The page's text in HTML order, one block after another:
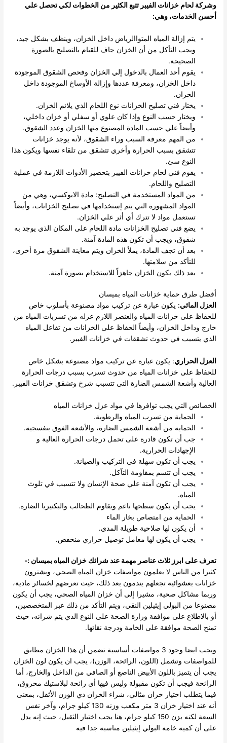
وشركة لحام خزانات الفيبر تتبع الكثير من الخطوات لكي تحصل علي
أحسن الخدمات، وهي:
يتم إزالة المياه المتواالرياض داخل الخزان، وينظف بشكل جيد،
ويجب التأكل من أن الخزان جاف للقيام بالتصليح بالصورة
الصحيحة.
يقوم أحد العمال بالدخول إلي الخزان وفحص الشقوق الموجودة
داخل الخزان، ومعرفة عددها وإزالة الأوساخ الموجودة داخل
الخزان.
يختار فني تصليح الخزانات نوع اللحام الذي يلائم الخزان.
ويختار حسب النوع وإذا كان علوي أو سفلي أو خزان داخلي،
وأيضاً علي حسب المادة المصنوع منها الخزان وعدد الشقوق.
من المهم معرفة السبب وراء الشقوق، لأنه يوجد خزانات
تتشقق بسبب الحرارة وأخري تتشقق من تلقاء نفسها ويكون هذا
النوع سئ.
يقوم فني لحام خزانات الفيبر بتحضير الأدوات اللازمة في عملية
التصليح واللحام.
من المواد المستخدمة في التصليح: مادة الابوكسي، وهي من
المواد المشهورة التي يتم إستخدامها في تصليح الخزانات، وأيضاً
تستعمل مواد لا تترك أي أثر علي الخزان.
يضع فني تصليح الخزانات مادة اللحام على المكان الذي يوجد به
شقوق، ويجب أن تكون هذه المادة آمنة.
بعد أن تجف المادة، يملأ الخزان ويتم معاينة الشقوق مرة أخرى،
للتأكد من سلامتها.
بعد ذلك يكون الخزان جاهزاً للاستخدام بصورة آمنة.
أفضل طرق حماية خزانات المياه بميسان
العزل المائي: يكون عبارة عن تركيب مواد مصنوعة بأسلوب خاص
للحفاظ على خزانات المياه والعنصر اللازم عزله من تسربات المياه من
خارج وداخل الخزان، وأيضاً الحفاظ على الخزانات من تفاعل المياه
الذي يتسبب في حدوث تشققات في خزانات الفيبر.
العزل الحراري: يكون عبارة عن تركيب مواد مصنوعة بشكل خاص
للحفاظ على خزانات المياه من حدوث تسرب بسبب درجات الحرارة
العالية وأشعة الشمس الضارة التي تتسبب شرخ وتشقق خزانات الفيبر.
الخصائص التي يجب توافرها في مواد عزل خزانات المياه
الحماية من تسرب المياه والرطوبة.
الحماية من أشعة الشمس الضارة، والأشعة الفوق بنفسجية.
جب أن تكون قادرة على تحمل درجات الحرارة العالية و
الإجهادات الحرارية.
يجب أن تكون سهلة في التركيب والصيانة.
يجب أن تتسم بمقاومة التآكل.
يجب أن تكون آمنة علي صحة الإنسان ولا تتسبب في تلوث
المياه.
يجب أن يكون سطحها ناعم ويقاوم الطحالب والبكتيريا الضارة.
الحماية من امتصاص بخار الماء
أن يكون لها صلاحية طويلة المدي.
يجب أن يكون لها معامل توصيل حراري منخفض.
تعرف على ابرز ثلاث عناصر مهمة عند شرائك خزان المياه بميسان :-
كثيرا من الناس لا يعلمون مواصفات خزان المياه الصحي، ويشترون
خزانات بعشوائية تجعلهم يندمون بعد ذلك، حيث تعرضهم لخسائر مادية،
وربما مشاكل صحية، مشيرا إلى أن خزان المياه الصحي، يجب أن يكون
مصنوعا من البولي إيثيلين النقي، ويتم التأكد من ذلك عبر المتخصصين،
أو بالاطلاع على موافقة وزارة الصحة على النوع الذي يتم شرائه، حيث
تمنح الصحة موافقة على الخامة ودرجة نقائها.
ويجب ايضا وجود 3 مواصفات أساسية تضمن أن هذا الخزان مطابق
للمواصفات وتشمل (اللون، الرائحة، الوزن)، يجب ان يكون لون الخزان
يجب أن يتميز باللون الأبيض الناصع أو الصافي من الداخل والخارج، أما
الرائحة فيجب أن تكون مقبولة وليس فيها أي رائحة لبلاستيك محروق،
فيما يتطلب اختيار خزان مثالي، شراء الخزان ذي الوزن الأثقل، بمعنى
أنه عند اختيار خزان 3 متر مكعب وزنه 130 كيلو جرام، وآخر نفس
السعة لكنه يزن 150 كيلو جرام، هنا يجب اختيار الثقيل، حيث إنه يدل
على أن كمية خامة البولي إيثيلين مناسبة جدا فيه